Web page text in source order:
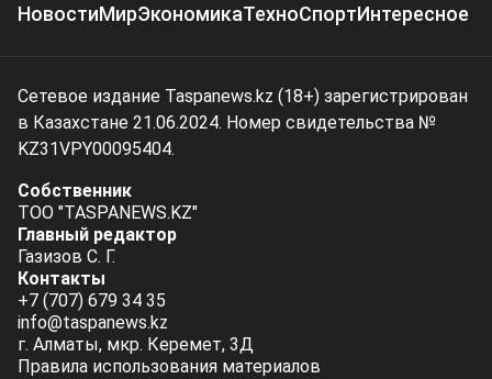
НовостиМирЭкономикаТехноСпортИнтересное
Сетевое издание Taspanews.kz (18+) зарегистрирован
в Казахстане 21.06.2024. Номер свидетельства №
KZ31VPY00095404.
Собственник
ТОО "TASPANEWS.KZ"
Главный редактор
Газизов С. Г.
Контакты
+7 (707) 679 34 35
info@taspanews.kz
г. Алматы, мкр. Керемет, 3Д
Правила использования материалов